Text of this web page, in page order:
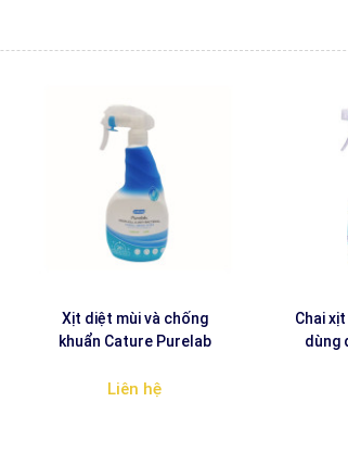
Xịt diệt mùi và chống
khuẩn Cature Purelab
Liên hệ
Chai
dùng